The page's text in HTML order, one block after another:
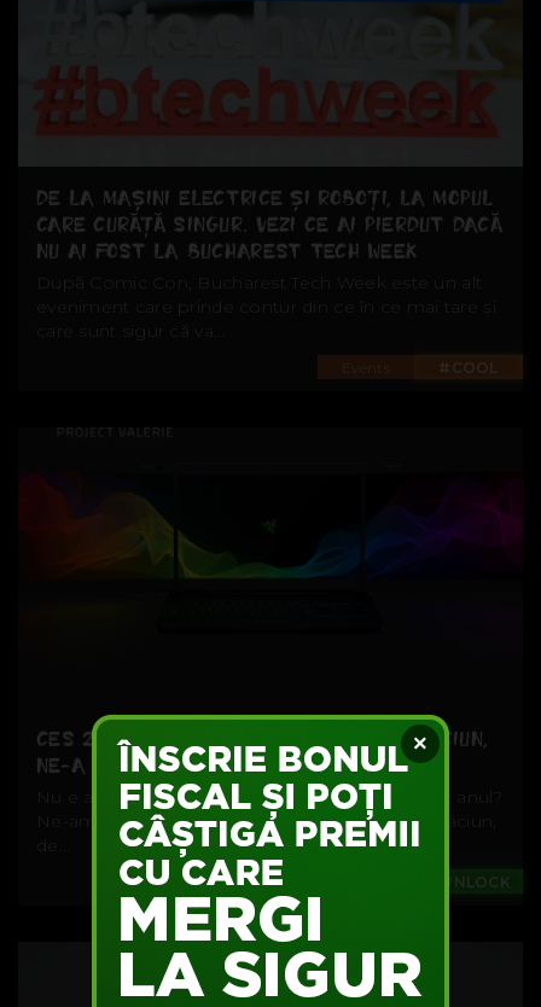
×
DE LA MAȘINI ELECTRICE ȘI ROBOȚI, LA MOPUL
CARE CURĂȚĂ SINGUR. VEZI CE AI PIERDUT DACĂ
NU AI FOST LA BUCHAREST TECH WEEK
După Comic Con, Bucharest Tech Week este un alt
eveniment care prinde contur din ce în ce mai tare și
care sunt sigur că va...
#COOL
Events
CES 2017 A FOST MAI TARE CA MOȘ CRĂCIUN,
NE-A ADUS NUMAI BUNĂTĂȚI
Nu e așa că luna ianuarie e cea mai tristă din tot anul?
Ne-am bucurat de sărbători, de cadourile de Crăciun,
de...
#UNLOCK